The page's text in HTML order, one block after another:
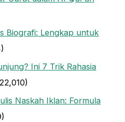
Biografi: Lengkap untuk
Ini 7 Trik Rahasia
Naskah Iklan: Formula